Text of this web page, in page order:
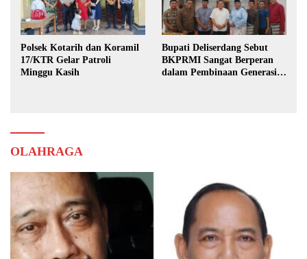
Polsek Kotarih dan Koramil
17/KTR Gelar Patroli
Minggu Kasih
Bupati Deliserdang Sebut
BKPRMI Sangat Berperan
dalam Pembinaan Generasi
OLAHRAGA